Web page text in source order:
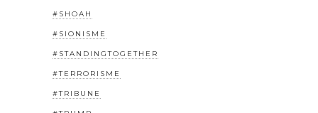
#SHOAH
#SIONISME
#STANDINGTOGETHER
#TERRORISME
#TRIBUNE